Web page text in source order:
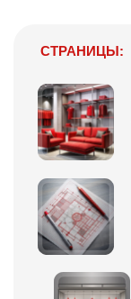
СТРАНИЦЫ: